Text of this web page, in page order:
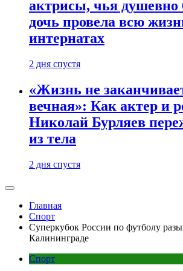
актрисы, чья душевно
дочь провела всю
интернатах
2 дня спустя
«Жизнь не
вечная»: Как актер и
Николай Бурляев
из тела
2 дня спустя
Главная
Спорт
Суперкубок России по футболу
Калининграде
Спорт